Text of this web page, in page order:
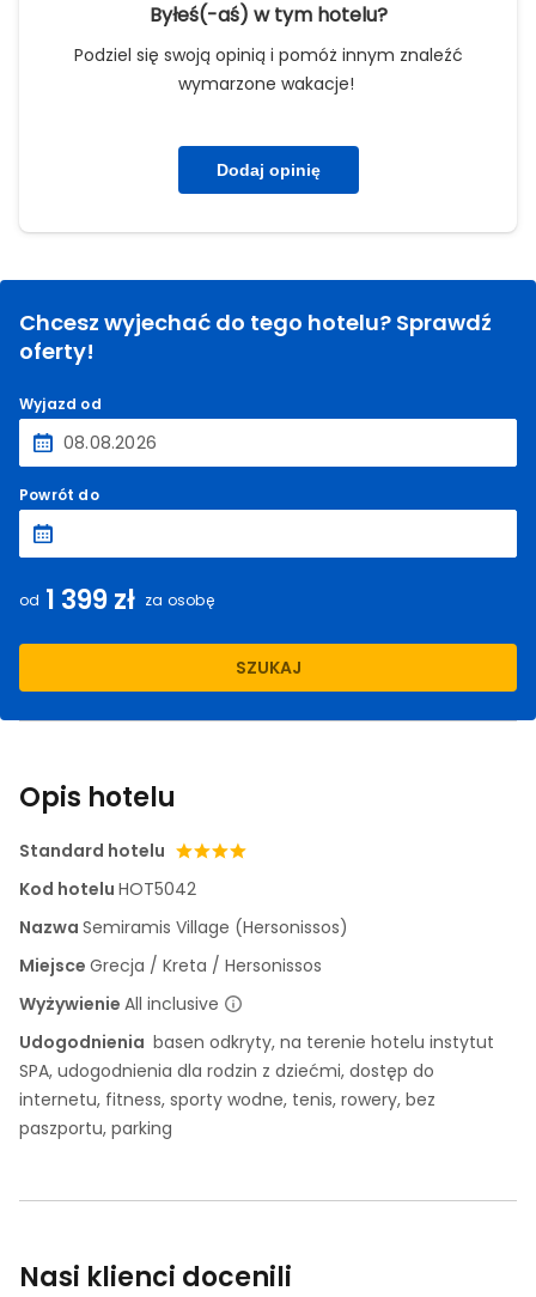
Byłeś(-aś) w tym hotelu?
Podziel się swoją opinią i pomóż innym znaleźć
wymarzone wakacje!
Dodaj opinię
Chcesz wyjechać do tego hotelu? Sprawdź
oferty!
Wyjazd od
Powrót do
od 1 399 zł za osobę
SZUKAJ
Opis hotelu
Standard hotelu
Kod hotelu HOT5042
Nazwa Semiramis Village (Hersonissos)
Miejsce Grecja / Kreta / Hersonissos
Wyżywienie All inclusive
Udogodnienia basen odkryty, na terenie hotelu instytut
SPA, udogodnienia dla rodzin z dziećmi, dostęp do
internetu, fitness, sporty wodne, tenis, rowery, bez
paszportu, parking
Nasi klienci docenili